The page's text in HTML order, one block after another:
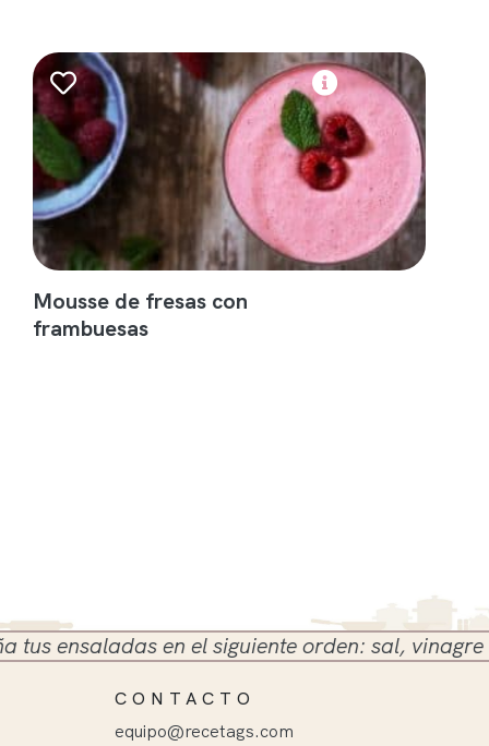
Mousse de fresas con
frambuesas
en el siguiente orden: sal, vinagre y
CONTACTO
equipo@recetags.com